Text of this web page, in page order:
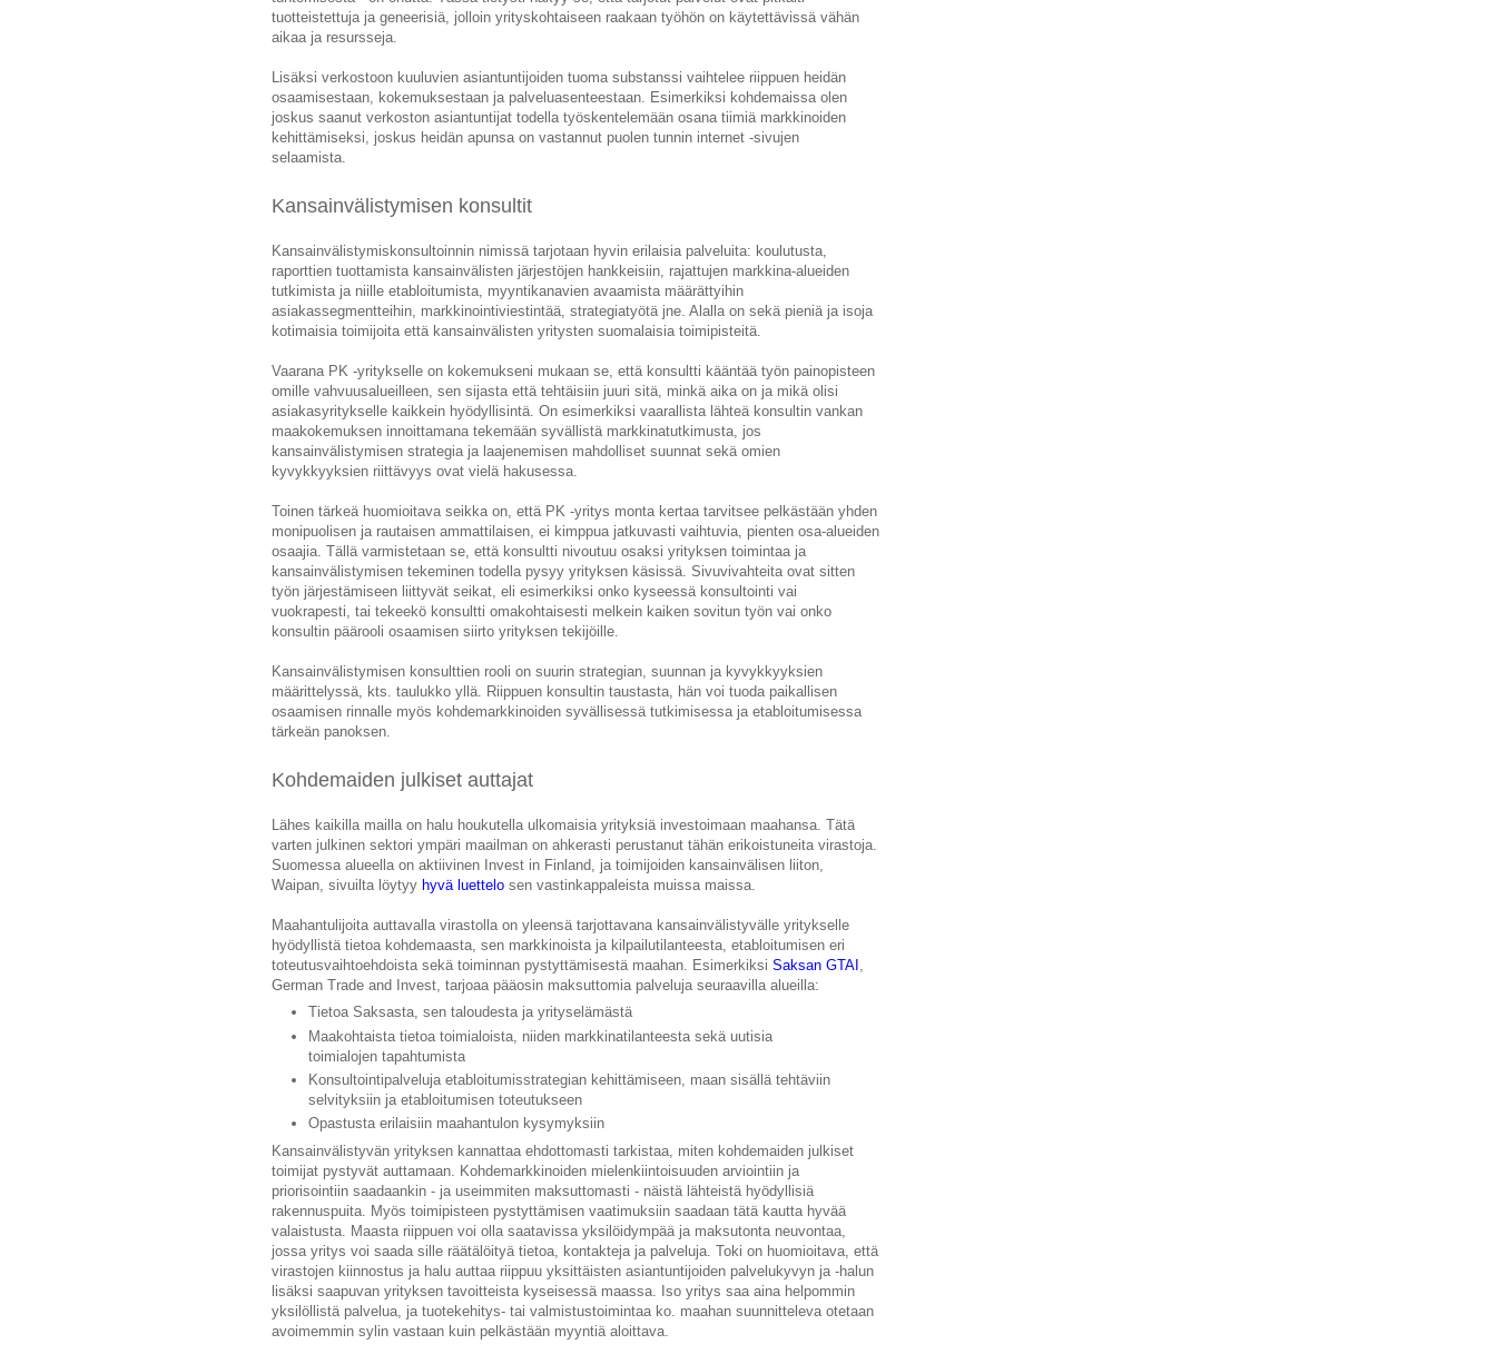
tuotteistettuja ja geneerisiä, jolloin yrityskohtaiseen raakaan työhön on käytettävissä vähän
aikaa ja resursseja.
Lisäksi verkostoon kuuluvien asiantuntijoiden tuoma substanssi vaihtelee riippuen heidän
osaamisestaan, kokemuksestaan ja palveluasenteestaan. Esimerkiksi kohdemaissa olen
joskus saanut verkoston asiantuntijat todella työskentelemään osana tiimiä markkinoiden
kehittämiseksi, joskus heidän apunsa on vastannut puolen tunnin internet -sivujen
selaamista.
Kansainvälistymisen konsultit
Kansainvälistymiskonsultoinnin nimissä tarjotaan hyvin erilaisia palveluita: koulutusta,
raporttien tuottamista kansainvälisten järjestöjen hankkeisiin, rajattujen markkina-alueiden
tutkimista ja niille etabloitumista, myyntikanavien avaamista määrättyihin
asiakassegmentteihin, markkinointiviestintää, strategiatyötä jne. Alalla on sekä pieniä ja isoja
kotimaisia toimijoita että kansainvälisten yritysten suomalaisia toimipisteitä.
Vaarana PK -yritykselle on kokemukseni mukaan se, että konsultti kääntää työn painopisteen
omille vahvuusalueilleen, sen sijasta että tehtäisiin juuri sitä, minkä aika on ja mikä olisi
asiakasyritykselle kaikkein hyödyllisintä. On esimerkiksi vaarallista lähteä konsultin vankan
maakokemuksen innoittamana tekemään syvällistä markkinatutkimusta, jos
kansainvälistymisen strategia ja laajenemisen mahdolliset suunnat sekä omien
kyvykkyyksien riittävyys ovat vielä hakusessa.
Toinen tärkeä huomioitava seikka on, että PK -yritys monta kertaa tarvitsee pelkästään yhden
monipuolisen ja rautaisen ammattilaisen, ei kimppua jatkuvasti vaihtuvia, pienten osa-alueiden
osaajia. Tällä varmistetaan se, että konsultti nivoutuu osaksi yrityksen toimintaa ja
kansainvälistymisen tekeminen todella pysyy yrityksen käsissä. Sivuvivahteita ovat sitten
työn järjestämiseen liittyvät seikat, eli esimerkiksi onko kyseessä konsultointi vai
vuokrapesti, tai tekeekö konsultti omakohtaisesti melkein kaiken sovitun työn vai onko
konsultin päärooli osaamisen siirto yrityksen tekijöille.
Kansainvälistymisen konsulttien rooli on suurin strategian, suunnan ja kyvykkyyksien
määrittelyssä, kts. taulukko yllä. Riippuen konsultin taustasta, hän voi tuoda paikallisen
osaamisen rinnalle myös kohdemarkkinoiden syvällisessä tutkimisessa ja etabloitumisessa
tärkeän panoksen.
Kohdemaiden julkiset auttajat
Lähes kaikilla mailla on halu houkutella ulkomaisia yrityksiä investoimaan maahansa. Tätä
varten julkinen sektori ympäri maailman on ahkerasti perustanut tähän erikoistuneita virastoja.
Suomessa alueella on aktiivinen Invest in Finland, ja toimijoiden kansainvälisen liiton,
Waipan, sivuilta löytyy hyvä luettelo sen vastinkappaleista muissa maissa.
Maahantulijoita auttavalla virastolla on yleensä tarjottavana kansainvälistyvälle yritykselle
hyödyllistä tietoa kohdemaasta, sen markkinoista ja kilpailutilanteesta, etabloitumisen eri
toteutusvaihtoehdoista sekä toiminnan pystyttämisestä maahan. Esimerkiksi Saksan GTAI
German Trade and Invest, tarjoaa pääosin maksuttomia palveluja seuraavilla alueilla:
Tietoa Saksasta, sen taloudesta ja yrityselämästä
Maakohtaista tietoa toimialoista, niiden markkinatilanteesta sekä uutisia
toimialojen tapahtumista
Konsultointipalveluja etabloitumisstrategian kehittämiseen, maan sisällä tehtäviin
selvityksiin ja etabloitumisen toteutukseen
Opastusta erilaisiin maahantulon kysymyksiin
Kansainvälistyvän yrityksen kannattaa ehdottomasti tarkistaa, miten kohdemaiden julkiset
toimijat pystyvät auttamaan. Kohdemarkkinoiden mielenkiintoisuuden arviointiin ja
priorisointiin saadaankin - ja useimmiten maksuttomasti - näistä lähteistä hyödyllisiä
rakennuspuita. Myös toimipisteen pystyttämisen vaatimuksiin saadaan tätä kautta hyvää
valaistusta. Maasta riippuen voi olla saatavissa yksilöidympää ja maksutonta neuvontaa,
jossa yritys voi saada sille räätälöityä tietoa, kontakteja ja palveluja. Toki on huomioitava, että
virastojen kiinnostus ja halu auttaa riippuu yksittäisten asiantuntijoiden palvelukyvyn ja -halun
lisäksi saapuvan yrityksen tavoitteista kyseisessä maassa. Iso yritys saa aina helpommin
yksilöllistä palvelua, ja tuotekehitys- tai valmistustoimintaa ko. maahan suunnitteleva otetaan
avoimemmin sylin vastaan kuin pelkästään myyntiä aloittava.